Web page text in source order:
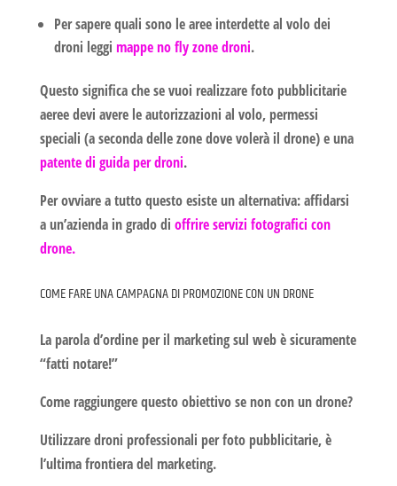
Per sapere quali sono le aree interdette al volo dei
droni leggi mappe no fly zone droni.
Questo significa che se vuoi realizzarefoto pubblicitarie
aeree devi avere le autorizzazioni al volo, permessi
speciali (a seconda delle zone dove volerà il drone) e una
patente di guida per droni.
Per ovviare a tutto questo esiste un alternativa: affidarsi
a un’azienda in grado di offrire servizi fotografici con
drone.
COME FARE UNA CAMPAGNA DI PROMOZIONE CON UN DRONE
La parola d’ordine per il marketing sul web è sicuramente
“fatti notare!”
Come raggiungere questo obiettivo se non con un drone?
Utilizzare droni professionali perfoto pubblicitarie, è
l’ultima frontiera del marketing.